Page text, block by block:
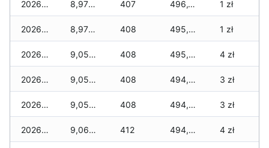
2026-07-04 8,975 zł 407 496,110 zł 1 zł
2026-07-03 8,975 zł 408 495,645 zł 1 zł
2026-07-02 9,055 zł 408 495,360 zł 4 zł
2026-07-01 9,055 zł 408 494,865 zł 3 zł
2026-06-30 9,055 zł 408 494,795 zł 3 zł
2026-06-28 9,065 zł 412 494,240 zł 4 zł